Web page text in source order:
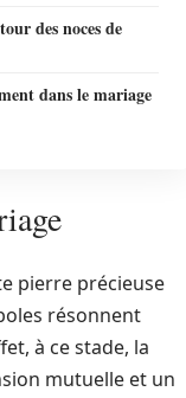
des noces de
dans le mariage
pierre précieuse
résonnent
à ce stade, la
mutuelle et un